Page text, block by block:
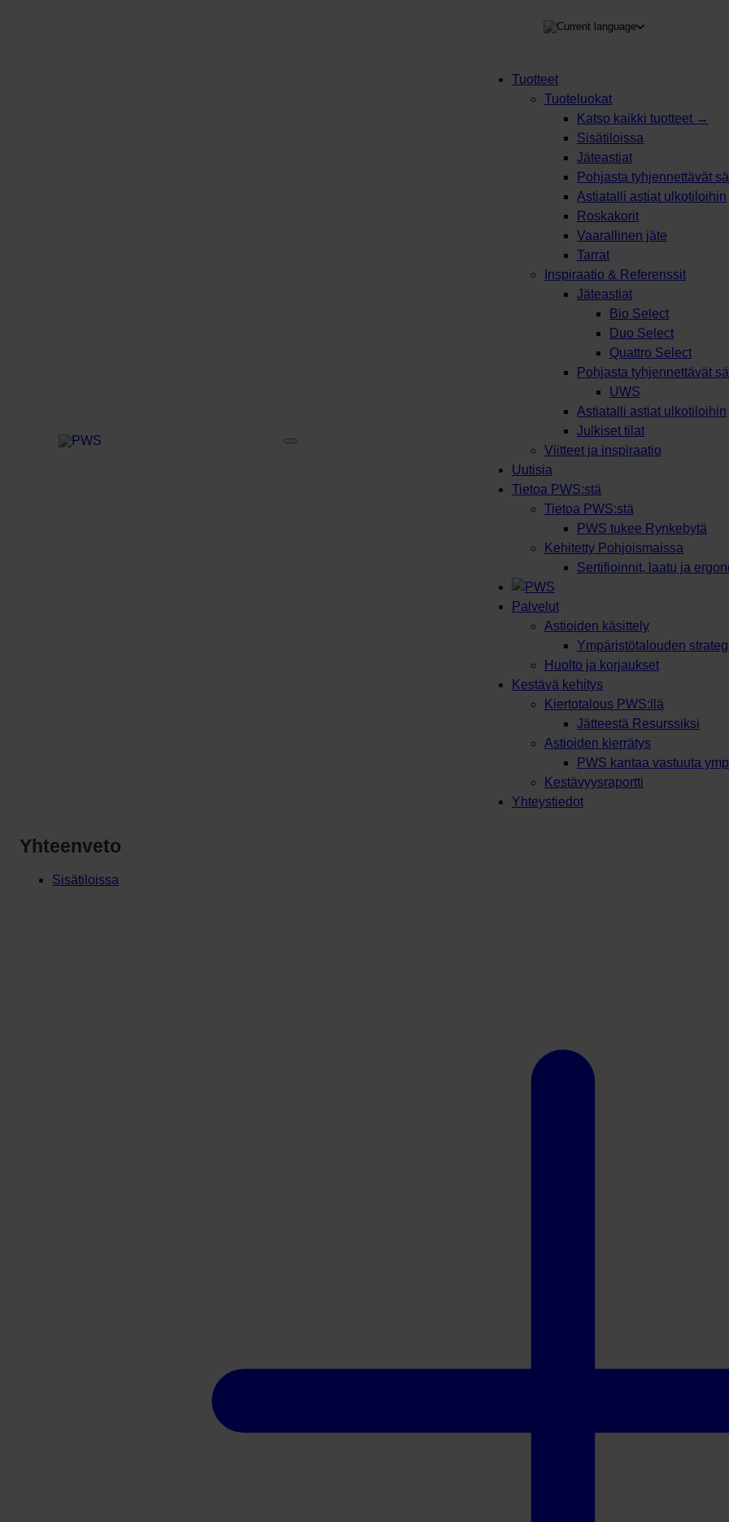
Tuotteet
Tuoteluokat
Katso kaikki tuotteet →
Sisätiloissa
Jäteastiat
Pohjasta tyhjennettävät
Astiatalli astiat ulkotiloihin
Roskakorit
Vaarallinen jäte
Tarrat
Inspiraatio & Referenssit
Jäteastiat
Bio Select
Duo Select
Quattro Select
Pohjasta tyhjennettävät
UWS
Astiatalli astiat ulkotiloihin
Julkiset tilat
Viitteet ja inspiraatio
Uutisia
Tietoa PWS:stä
Tietoa PWS:stä
PWS tukee Rynkebytä
Kehitetty Pohjoismaissa
Sertifioinnit, laatu ja
Palvelut
Astioiden käsittely
Ympäristötalouden
Huolto ja korjaukset
Kestävä kehitys
Kiertotalous PWS:llä
Jätteestä Resurssiksi
Astioiden kierrätys
PWS kantaa vastuuta
Kestävyysraportti
Yhteystiedot
Yhteenveto
Sisätiloissa